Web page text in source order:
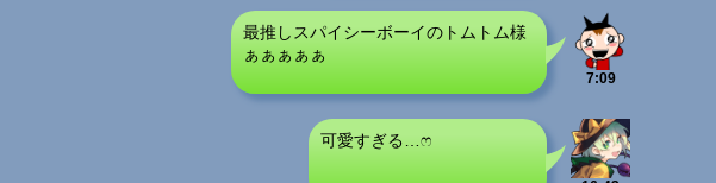
7:09
最推しスパイシーボーイのトムトム様
ぁぁぁぁぁ
可愛すぎる…ෆ‪